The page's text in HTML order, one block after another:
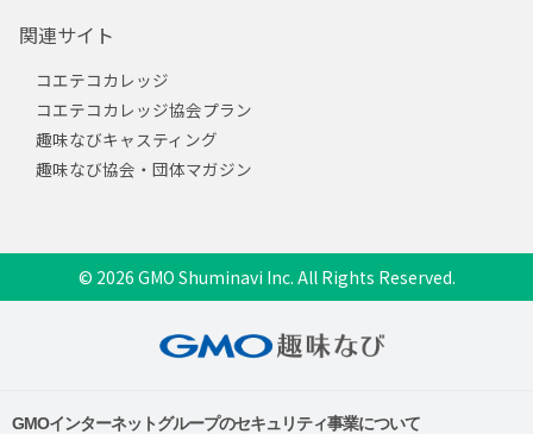
関連サイト
コエテコカレッジ
コエテコカレッジ協会プラン
趣味なびキャスティング
趣味なび協会・団体マガジン
© 2026 GMO Shuminavi Inc. All Rights Reserved.